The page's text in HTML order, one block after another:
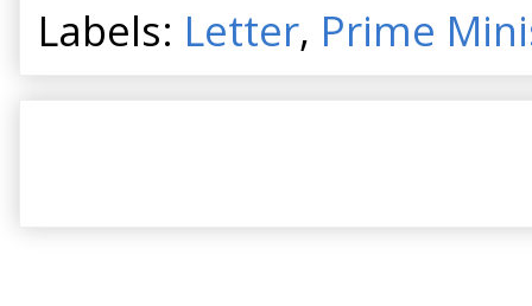
Labels: Letter, Prime